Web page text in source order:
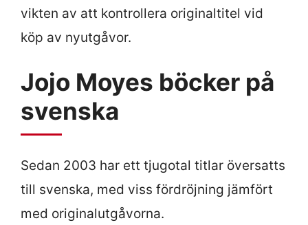
vikten av att kontrollera originaltitel vid
köp av nyutgåvor.
Jojo Moyes böcker på
svenska
Sedan 2003 har ett tjugotal titlar översatts
till svenska, med viss fördröjning jämfört
med originalutgåvorna.